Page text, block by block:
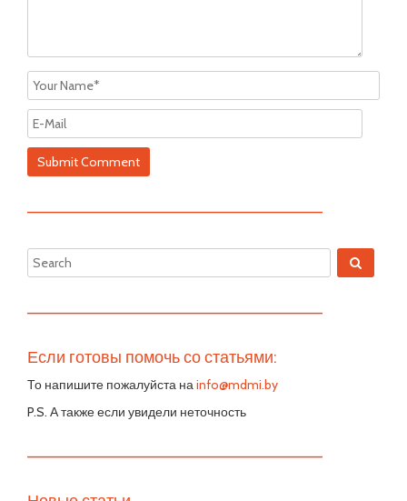
—————————————————————————
—————————————————————————
Если готовы помочь со статьями:
То напишите пожалуйста наinfo@mdmi.by
P.S. А также если увидели неточность
—————————————————————————